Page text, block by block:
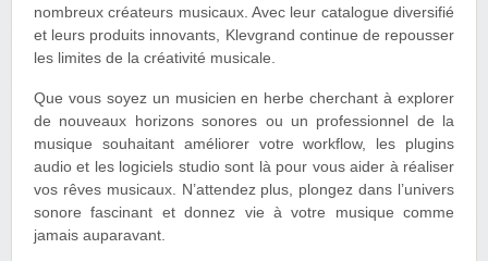
nombreux créateurs musicaux. Avec leur catalogue diversifié
et leurs produits innovants, Klevgrand continue de repousser
les limites de la créativité musicale.
Que vous soyez un musicien en herbe cherchant à explorer
de nouveaux horizons sonores ou un professionnel de la
musique souhaitant améliorer votre workflow, les plugins
audio et les logiciels studio sont là pour vous aider à réaliser
vos rêves musicaux. N’attendez plus, plongez dans l’univers
sonore fascinant et donnez vie à votre musique comme
jamais auparavant.